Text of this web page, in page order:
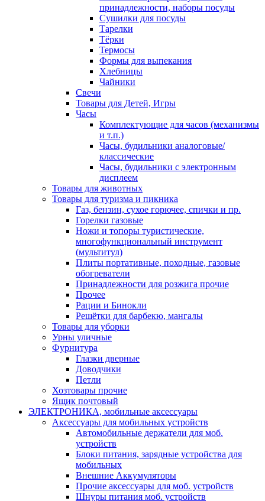
принадлежности, наборы посуды
Сушилки для посуды
Тарелки
Тёрки
Термосы
Формы для выпекания
Хлебницы
Чайники
Свечи
Товары для Детей, Игры
Часы
Комплектующие для часов (механизмы
и т.п.)
Часы, будильники аналоговые/
классические
Часы, будильники с электронным
дисплеем
Товары для животных
Товары для туризма и пикника
Газ, бензин, сухое горючее, спички и пр.
Горелки газовые
Ножи и топоры туристические,
многофункциональный инструмент
(мультитул)
Плиты портативные, походные, газовые
обогреватели
Принадлежности для розжига прочие
Прочее
Рации и Бинокли
Решётки для барбекю, мангалы
Товары для уборки
Урны уличные
Фурнитура
Глазки дверные
Доводчики
Петли
Хозтовары прочие
Ящик почтовый
ЭЛЕКТРОНИКА, мобильные аксессуары
Аксессуары для мобильных устройств
Автомобильные держатели для моб.
устройств
Блоки питания, зарядные устройства для
мобильных
Внешние Аккумуляторы
Прочие аксессуары для моб. устройств
Шнуры питания моб. устройств